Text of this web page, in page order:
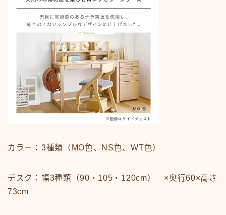
カラー：3種類（MO色、NS色、WT色）
デスク：幅3種類（90・105・120cm） ×奥行60×高さ
73cm